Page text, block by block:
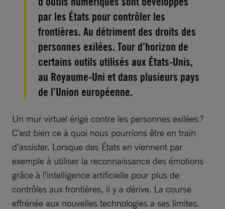
par les États pour contrôler les
frontières. Au détriment des droits des
personnes exilées. Tour d’horizon de
certains outils utilisés aux États-Unis,
au Royaume-Uni et dans plusieurs pays
de l’Union européenne.
Un mur virtuel érigé contre les personnes exilées ?
C’est bien ce à quoi nous pourrions être en train
d’assister. Lorsque des États en viennent par
exemple à utiliser la reconnaissance des émotions
grâce à l’intelligence artificielle pour plus de
contrôles aux frontières, il y a dérive. La course
effrénée aux nouvelles technologies a ses limites.